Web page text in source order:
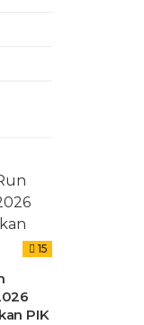
15
PIK